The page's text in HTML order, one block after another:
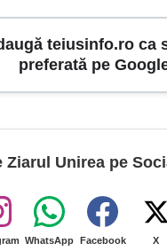
teiusinfo.ro ca
preferată pe
Ziarul Unirea pe
WhatsApp Facebook X